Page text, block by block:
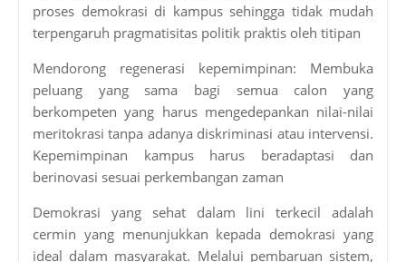
proses demokrasi di kampus sehingga tidak mudah
terpengaruh pragmatisitas politik praktis oleh titipan
Mendorong regenerasi kepemimpinan: Membuka
peluang yang sama bagi semua calon yang
berkompeten yang harus mengedepankan nilai-nilai
meritokrasi tanpa adanya diskriminasi atau intervensi.
Kepemimpinan kampus harus beradaptasi dan
berinovasi sesuai perkembangan zaman
Demokrasi yang sehat dalam lini terkecil adalah
cermin yang menunjukkan kepada demokrasi yang
ideal dalam masyarakat. Melalui pembaruan sistem,